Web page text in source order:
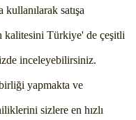
kullanılarak satışa
kalitesini Türkiye' de çeşitli
inceleyebilirsiniz.
yapmakta ve
sizlere en hızlı